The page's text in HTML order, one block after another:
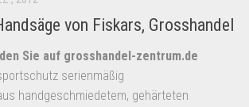
von Fiskars, Grosshandel
Sie auf grosshandel-zentrum.de
serienmäßig
handgeschmiedetem, gehärteten